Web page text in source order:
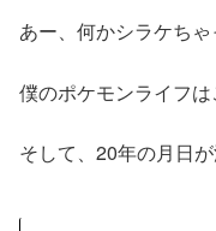
あー、何かシラケちゃ
僕のポケモンライフは
そして、20年の月日